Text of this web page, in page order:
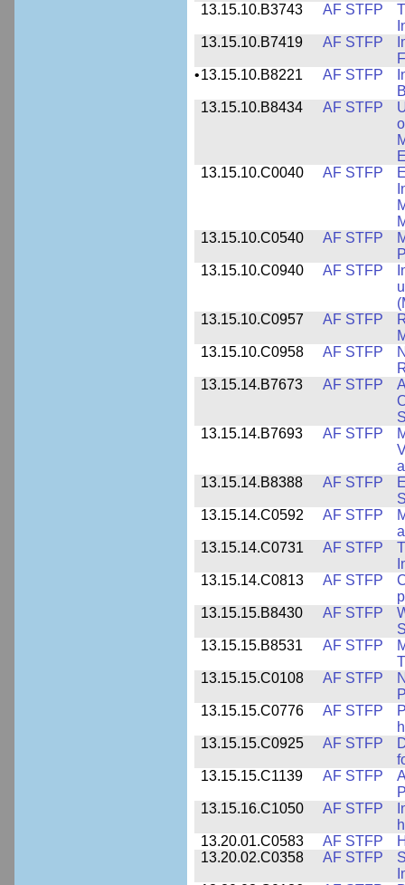
13.15.10.B3743 AF STFP
13.15.10.B7419
AF STFP
•13.15.10.B8221 AF STFP
13.15.10.B8434
AF STFP
13.15.10.C0040
AF STFP
13.15.10.C0540
AF STFP
13.15.10.C0940
AF STFP
13.15.10.C0957
AF STFP
13.15.10.C0958
AF STFP
13.15.14.B7673
AF STFP
13.15.14.B7693
AF STFP
13.15.14.B8388
AF STFP
13.15.14.C0592
AF STFP
13.15.14.C0731
AF STFP
13.15.14.C0813
AF STFP
13.15.15.B8430
AF STFP
13.15.15.B8531
AF STFP
13.15.15.C0108
AF STFP
13.15.15.C0776
AF STFP
13.15.15.C0925
AF STFP
13.15.15.C1139
AF STFP
13.15.16.C1050
AF STFP
13.20.01.C0583
AF STFP
13.20.02.C0358
AF STFP